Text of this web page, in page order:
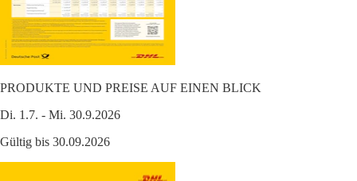
PRODUKTE UND PREISE AUF EINEN BLICK
Di. 1.7. - Mi. 30.9.2026
Gültig bis 30.09.2026